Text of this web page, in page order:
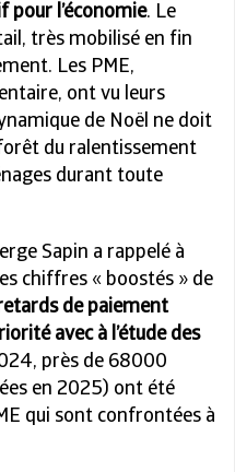
pour l’économie. Le
très mobilisé en fin
Les PME,
ont vu leurs
de Noël ne doit
du ralentissement
durant toute
Sapin a rappelé à
chiffres « boostés » de
de paiement
avec à l’étude des
près de 68000
en 2025) ont été
qui sont confrontées à